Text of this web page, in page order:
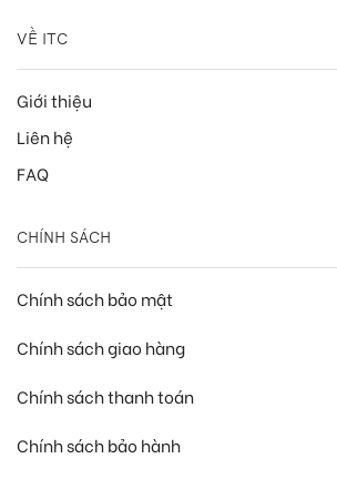
VỀ ITC
Giới thiệu
Liên hệ
FAQ
CHÍNH SÁCH
Chính sách bảo mật
Chính sách giao hàng
Chính sách thanh toán
Chính sách bảo hành